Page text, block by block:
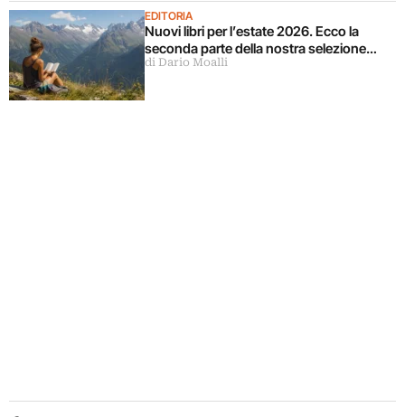
EDITORIA
Nuovi libri per l’estate 2026. Ecco la
seconda parte della nostra selezione…
di Dario Moalli